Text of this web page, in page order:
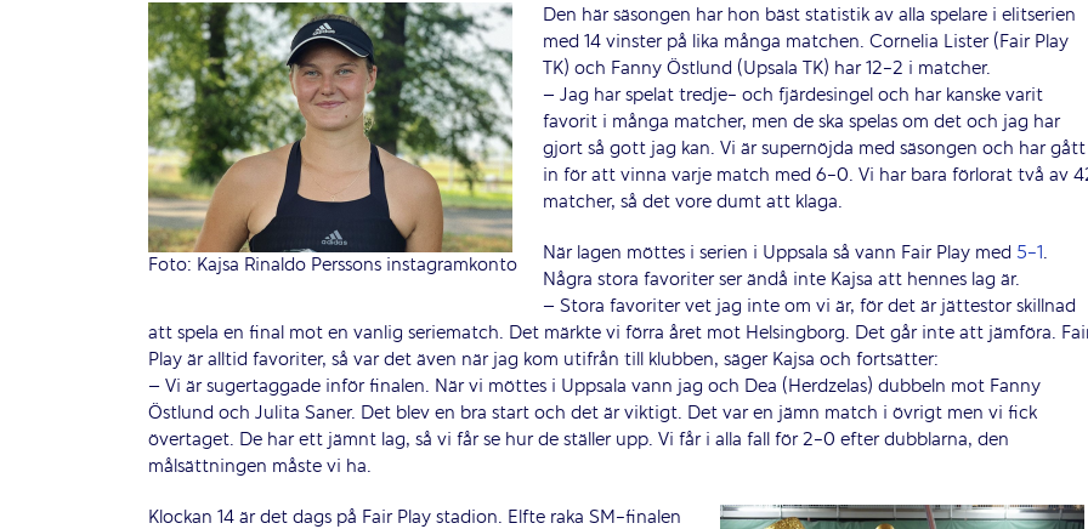
Foto: Kajsa Rinaldo Perssons instagramkonto
Den här säsongen har hon bäst statistik av alla spelare i elitserien
med 14 vinster på lika många matchen. Cornelia Lister (Fair Play
TK) och Fanny Östlund (Upsala TK) har 12-2 i matcher.
– Jag har spelat tredje- och fjärdesingel och har kanske varit
favorit i många matcher, men de ska spelas om det och jag har
gjort så gott jag kan. Vi är supernöjda med säsongen och har gått
in för att vinna varje match med 6-0. Vi har bara förlorat två av
matcher, så det vore dumt att klaga.
När lagen möttes i serien i Uppsala så vann Fair Play med 5-1.
Några stora favoriter ser ändå inte Kajsa att hennes lag är.
– Stora favoriter vet jag inte om vi är, för det är jättestor skillnad
att spela en final mot en vanlig seriematch. Det märkte vi förra året mot Helsingborg. Det går inte att jämföra.
Play är alltid favoriter, så var det även när jag kom utifrån till klubben, säger Kajsa och fortsätter:
– Vi är sugertaggade inför finalen. När vi möttes i Uppsala vann jag och Dea (Herdzelas) dubbeln mot Fanny
Östlund och Julita Saner. Det blev en bra start och det är viktigt. Det var en jämn match i övrigt men vi fick
övertaget. De har ett jämnt lag, så vi får se hur de ställer upp. Vi får i alla fall för 2-0 efter dubblarna, den
målsättningen måste vi ha.
Klockan 14 är det dags på Fair Play stadion. Elfte raka SM-finalen